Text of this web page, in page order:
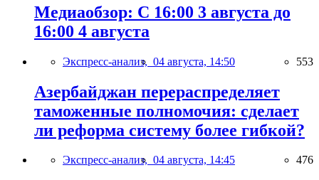
Медиаобзор: С 16:00 3 августа до
16:00 4 августа
Экспресс-анализ, 04 августа, 14:50 553
Азербайджан перераспределяет
таможенные полномочия: сделает
ли реформа систему более гибкой?
Экспресс-анализ, 04 августа, 14:45 476